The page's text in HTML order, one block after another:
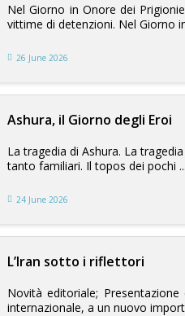
Nel Giorno in Onore dei
vittime di detenzioni. Nel Giorno
26 June 2026
Ashura, il Giorno degli Eroi
La tragedia di Ashura. La
tanto familiari. Il topos dei pochi ...
24 June 2026
L’Iran sotto i riflettori
Novità editoriale;
internazionale, a un nuovo